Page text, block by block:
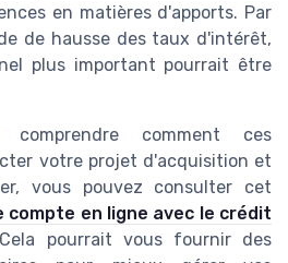
en matières d'apports. Par
de hausse des taux d'intérêt,
plus important pourrait être
comprendre comment ces
votre projet d'acquisition et
vous pouvez consulter cet
compte en ligne avec le crédit
pourrait vous fournir des